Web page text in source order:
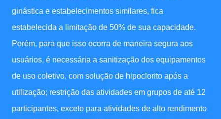
ginástica e estabelecimentos similares, fica
estabelecida a limitação de 50% de sua capacidade.
Porém, para que isso ocorra de maneira segura aos
usuários, é necessária a sanitização dos equipamentos
de uso coletivo, com solução de hipoclorito após a
utilização; restrição das atividades em grupos de até 12
participantes, exceto para atividades de alto rendimento